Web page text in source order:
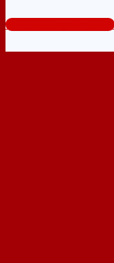
www.bancuagodep.com